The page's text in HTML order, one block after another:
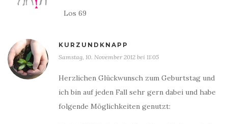
Los 69
KURZUNDKNAPP
Samstag, 10. November 2012 bei 11:05
Herzlichen Glückwunsch zum Geburtstag und
ich bin auf jeden Fall sehr gern dabei und habe
folgende Möglichkeiten genutzt: